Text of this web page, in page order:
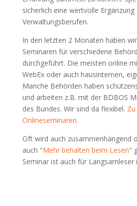
sicherlich eine wertvolle
Verwaltungsberufen.
In den letzten 2 Monaten haben
Seminaren für verschiedene
durchgeführt. Die meisten online
WebEx oder auch hausinternen,
Manche Behörden haben
und arbeiten z.B. mit der BDBOS
des Bundes. Wir sind da flexibel.
Onlineseminaren.
Oft wird auch zusammenhängend
auch "Mehr behalten beim Lesen"
Seminar ist auch für Langsamleser